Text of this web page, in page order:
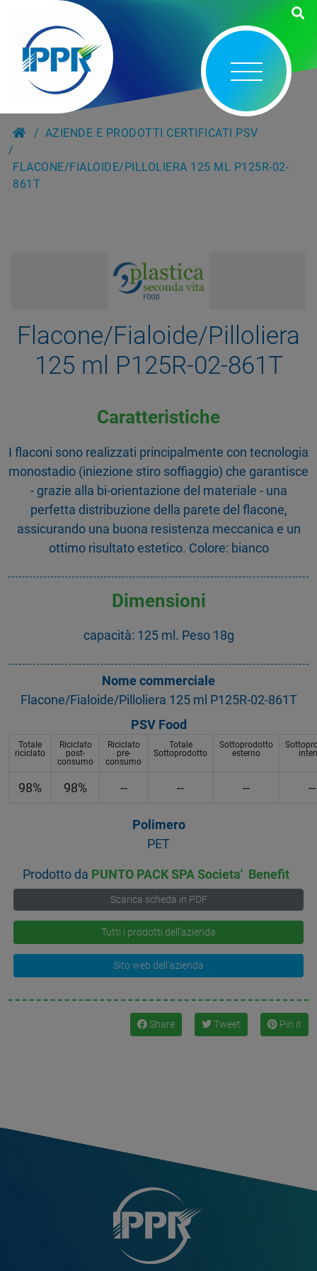
AZIENDE E PRODOTTI CERTIFICATI PSV
FLACONE/FIALOIDE/PILLOLIERA 125 ML P125R-02-
861T
Flacone/Fialoide/Pilloliera
125 ml P125R-02-861T
Caratteristiche
I flaconi sono realizzati principalmente con tecnologia
monostadio (iniezione stiro soffiaggio) che garantisce
- grazie alla bi-orientazione del materiale - una
perfetta distribuzione della parete del flacone,
assicurando una buona resistenza meccanica e un
ottimo risultato estetico. Colore: bianco
Dimensioni
capacità: 125 ml. Peso 18g
Nome commerciale
Flacone/Fialoide/Pilloliera 125 ml P125R-02-861T
PSV Food
Totale
riciclato
Riciclato
post-
consumo
Riciclato
pre-
consumo
Totale
Sottoprodotto
Sottoprodotto
esterno
98% 98% -- -- -- --
Polimero
PET
Prodotto da PUNTO PACK SPA Societa' Benefit
Scarica scheda in PDF
Tutti i prodotti dell'azienda
Sito web dell'azienda
Share Tweet Pin it